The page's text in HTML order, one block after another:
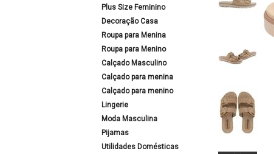
Plus Size Feminino
Decoração Casa
Roupa para Menina
Roupa para Menino
Calçado Masculino
Calçado para menina
Calçado para menino
Lingerie
Moda Masculina
Pijamas
Utilidades Domésticas